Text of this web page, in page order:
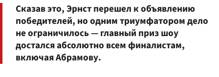
Сказав это, Эрнст перешел к объявлению
победителей, но одним триумфатором дело
не ограничилось — главный приз шоу
достался абсолютно всем финалистам,
включая Абрамову.